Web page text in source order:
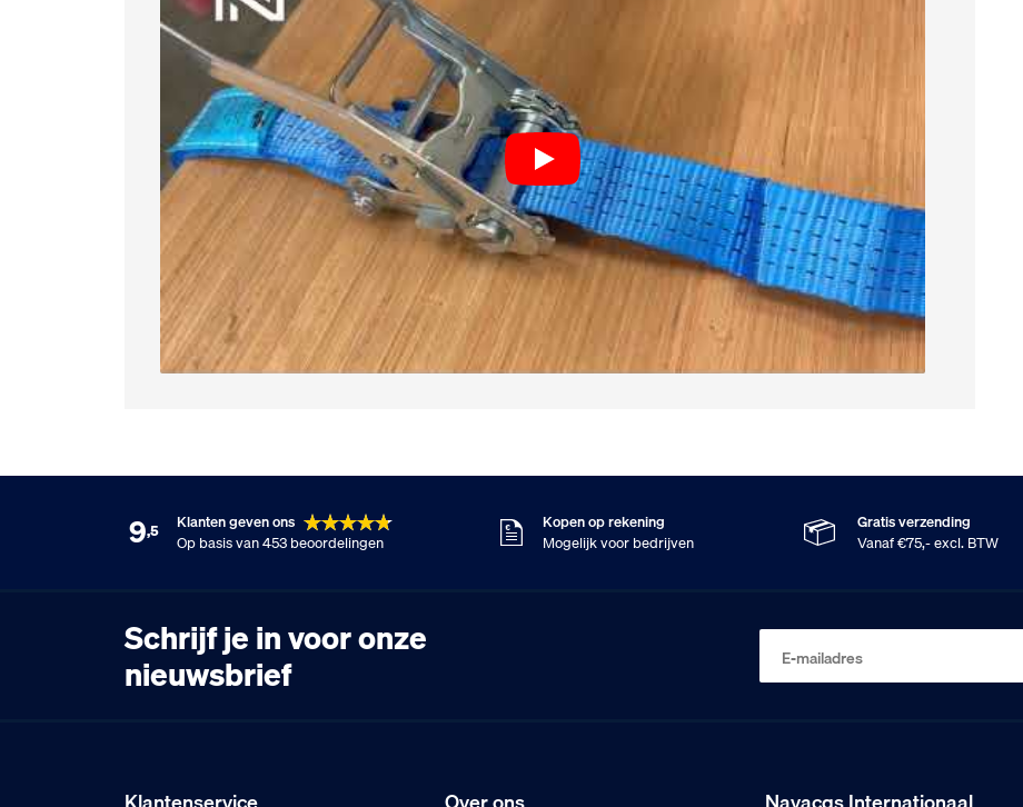
9,5
Klanten geven ons
Op basis van 453 beoordelingen
Kopen op rekening
Mogelijk voor bedrijven
Gratis verzending
Vanaf €75,- excl. BTW
Schrijf je in voor onze
nieuwsbrief E-mailadres